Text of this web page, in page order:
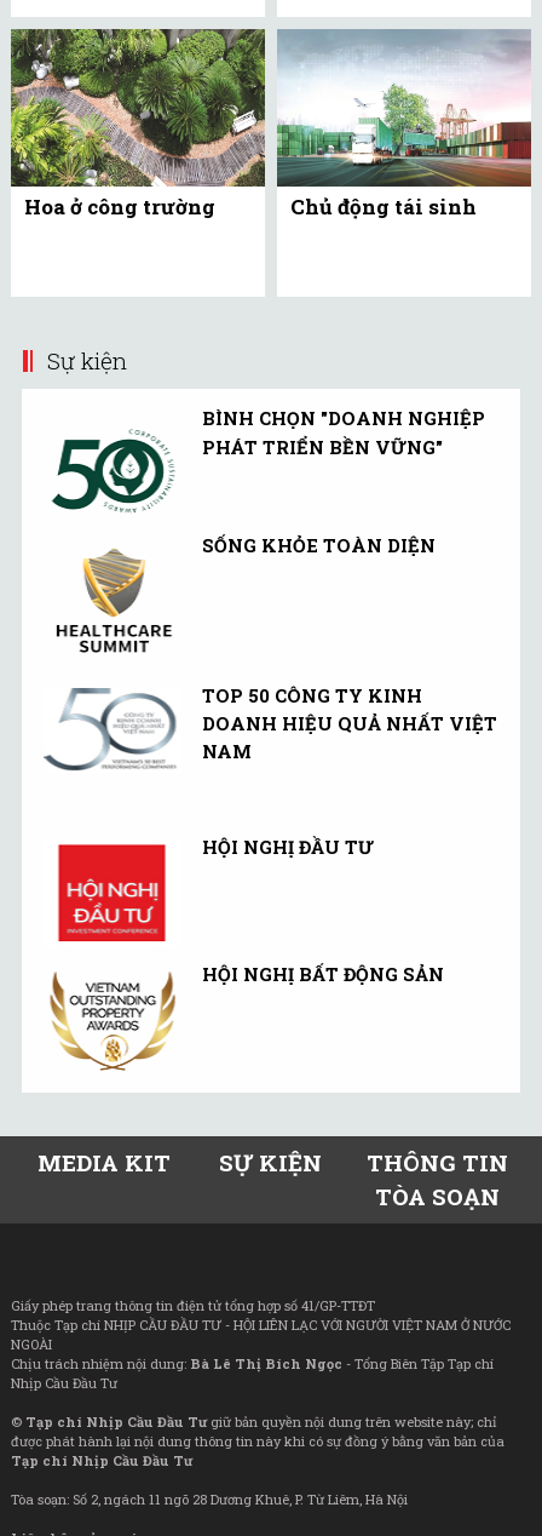
Hoa ở công trường Chủ động tái sinh
Sự kiện
BÌNH CHỌN "DOANH NGHIỆP
PHÁT TRIỂN BỀN VỮNG"
SỐNG KHỎE TOÀN DIỆN
TOP 50 CÔNG TY KINH
DOANH HIỆU QUẢ NHẤT VIỆT
NAM
HỘI NGHỊ ĐẦU TƯ
HỘI NGHỊ BẤT ĐỘNG SẢN
MEDIA KIT SỰ KIỆN
THÔNG TIN
TÒA SOẠN
Giấy phép trang thông tin điện tử tổng hợp số 41/GP-TTĐT
Thuộc Tạp chí NHỊP CẦU ĐẦU TƯ - HỘI LIÊN LẠC VỚI NGƯỜI VIỆT NAM Ở NƯỚC
NGOÀI
Chịu trách nhiệm nội dung: Bà Lê Thị Bích Ngọc - Tổng Biên Tập Tạp chí
Nhịp Cầu Đầu Tư
© Tạp chí Nhịp Cầu Đầu Tưgiữ bản quyền nội dung trên website này; chỉ
được phát hành lại nội dung thông tin này khi có sự đồng ý bằng văn bản của
Tạp chí Nhịp Cầu Đầu Tư
Tòa soạn: Số 2, ngách 11 ngõ 28 Dương Khuê, P. Từ Liêm, Hà Nội